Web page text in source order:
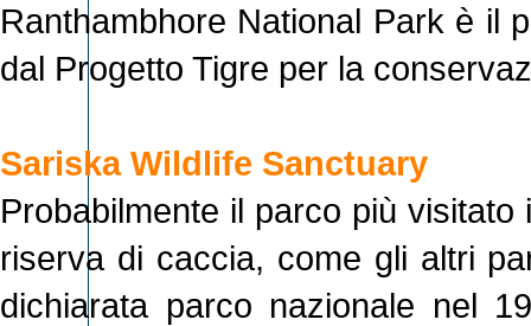
Ranthambhore National Park è il
dal Progetto Tigre per la
Sariska Wildlife Sanctuary
Probabilmente il parco più
riserva di caccia, come gli altri
dichiarata parco nazionale nel